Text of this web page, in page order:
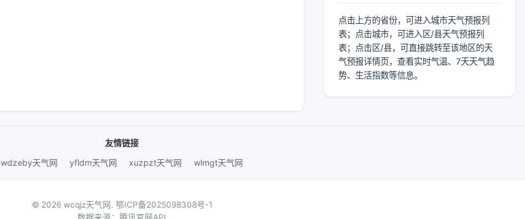
点击上方的省份，可进入城市天气预报列
表；点击城市，可进入区/县天气预报列
表；点击区/县，可直接跳转至该地区的天
气预报详情页，查看实时气温、7天天气趋
势、生活指数等信息。
友情链接
wdzeby天气网
yfldm天气网 xuzpzt天气网 wlmgt天气网
© 2026 wcqjz天气网. 鄂ICP备2025098308号-1